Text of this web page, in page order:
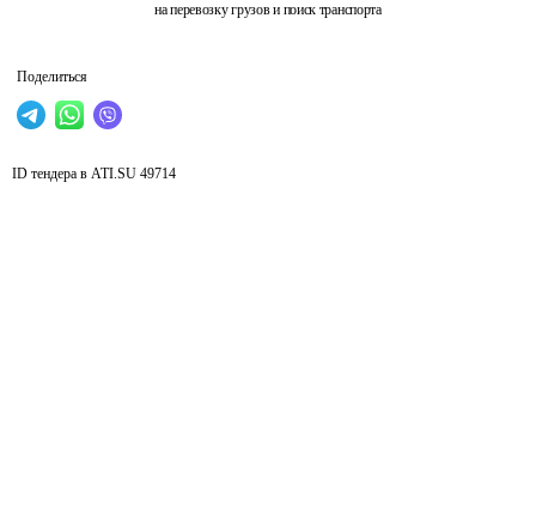
на перевозку грузов и поиск транспорта
Поделиться
ID тендера в ATI.SU 49714